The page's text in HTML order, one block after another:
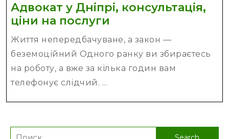
Адвокат у Дніпрі, консультація,
ціни на послуги
Дніпрі,
консультація,
ціни
послуги
Життя непередбачуване, а закон —
беземоційний Одного ранку ви збираєтесь
на роботу, а вже за кілька годин вам
телефонує слідчий. ...
Search